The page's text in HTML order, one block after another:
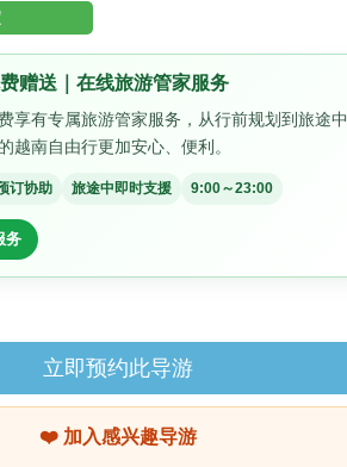
赠送｜在线旅游管家服务
享有专属旅游管家服务，从行前规划到旅途中
越南自由行更加安心、便利。
订协助 旅途中即时支援 9:00～23:00
务
立即预约此导游
❤️ 加入感兴趣导游